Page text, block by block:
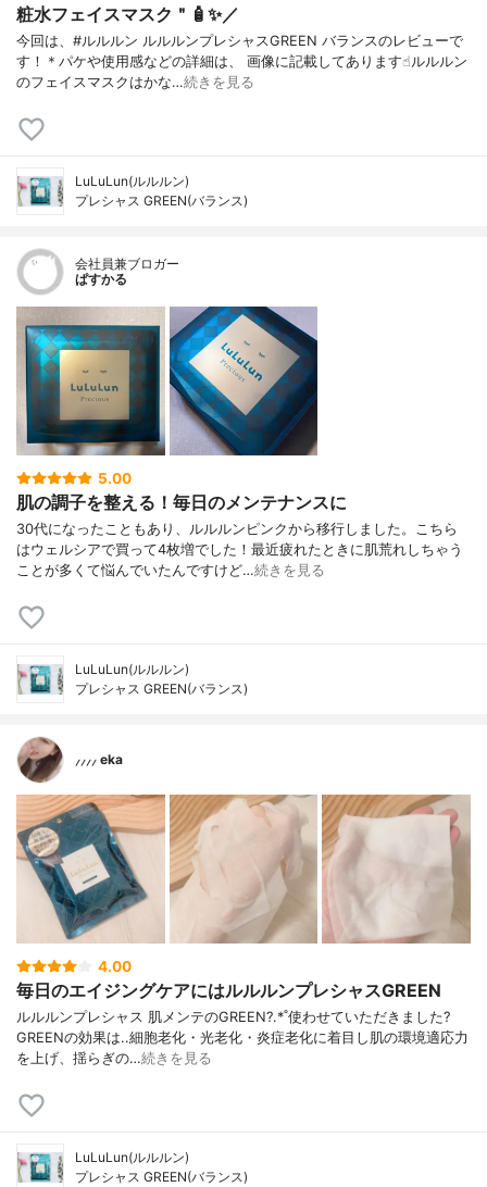
粧水フェイスマスク＂🧴✨／
今回は、#ルルルン ルルルンプレシャスGREEN バランスのレビューで
す！＊パケや使用感などの詳細は、 画像に記載してあります☝︎ルルルン
のフェイスマスクはかな…続きを見る
LuLuLun(ルルルン)
プレシャス GREEN(バランス)
会社員兼ブロガー
ぱすかる
5.00
肌の調子を整える！毎日のメンテナンスに
30代になったこともあり、ルルルンピンクから移行しました。こちら
はウェルシアで買って4枚増でした！最近疲れたときに肌荒れしちゃう
ことが多くて悩んでいたんですけど…続きを見る
LuLuLun(ルルルン)
プレシャス GREEN(バランス)
⸝⸝⸝⸝ eka
4.00
毎日のエイジングケアにはルルルンプレシャスGREEN
ルルルンプレシャス 肌メンテのGREEN?.*˚使わせていただきました‪?
GREENの効果は..細胞老化・光老化・炎症老化に着目し肌の環境適応力
を上げ、揺らぎの…続きを見る
LuLuLun(ルルルン)
プレシャス GREEN(バランス)